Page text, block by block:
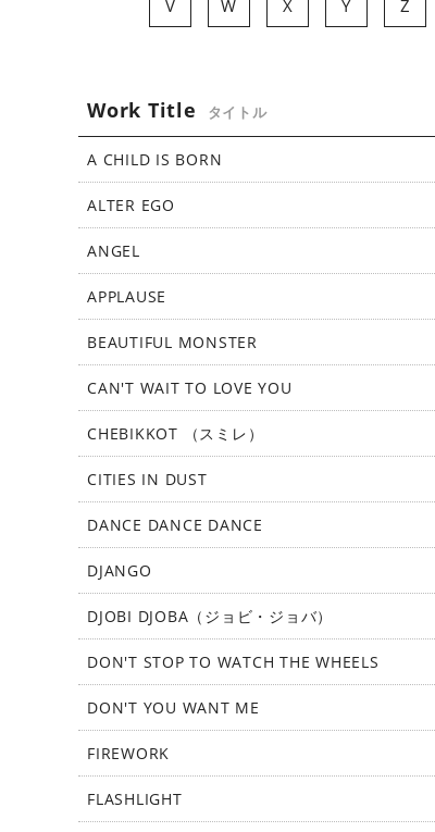
ー
ジ
ッ
ク
ア
ー
ツ
会
社
]
V W X Y Z
Work Title タイトル
A CHILD IS BORN
ALTER EGO
ANGEL
APPLAUSE
BEAUTIFUL MONSTER
CAN'T WAIT TO LOVE YOU
CHEBIKKOT （スミレ）
CITIES IN DUST
DANCE DANCE DANCE
DJANGO
DJOBI DJOBA（ジョビ・ジョバ）
DON'T STOP TO WATCH THE WHEELS
DON'T YOU WANT ME
FIREWORK
FLASHLIGHT